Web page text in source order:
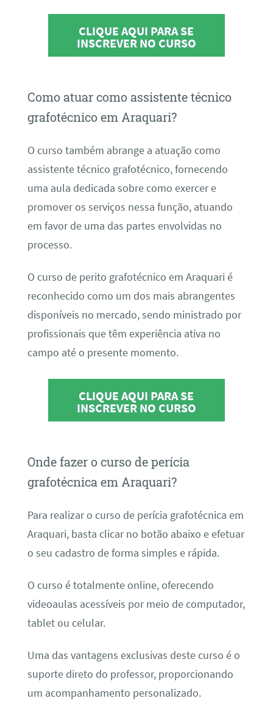
CLIQUE AQUI PARA SE
INSCREVER NO CURSO
Como atuar como assistente técnico
grafotécnico em Araquari?
O curso também abrange a atuação como
assistente técnico grafotécnico, fornecendo
uma aula dedicada sobre como exercer e
promover os serviços nessa função, atuando
em favor de uma das partes envolvidas no
processo.
O curso de perito grafotécnico em Araquari é
reconhecido como um dos mais abrangentes
disponíveis no mercado, sendo ministrado por
profissionais que têm experiência ativa no
campo até o presente momento.
CLIQUE AQUI PARA SE
INSCREVER NO CURSO
Onde fazer o curso de perícia
grafotécnica em Araquari?
Para realizar o curso de perícia grafotécnica em
Araquari, basta clicar no botão abaixo e efetuar
o seu cadastro de forma simples e rápida.
O curso é totalmente online, oferecendo
videoaulas acessíveis por meio de computador,
tablet ou celular.
Uma das vantagens exclusivas deste curso é o
suporte direto do professor, proporcionando
um acompanhamento personalizado.